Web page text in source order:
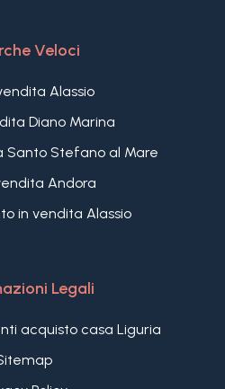
Veloci
Alassio
Diano Marina
Santo Stefano al Mare
Andora
in vendita Alassio
Legali
acquisto casa Liguria